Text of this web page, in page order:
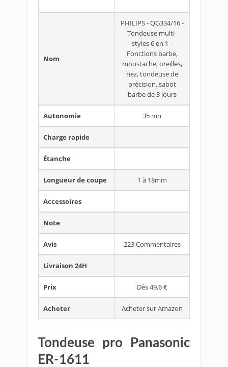
Nom
PHILIPS - QG334/16 -
Tondeuse multi-
styles 6 en 1 -
Fonctions barbe,
moustache, oreilles,
nez, tondeuse de
précision, sabot
barbe de 3 jours
Autonomie 35 mn
Charge rapide
Étanche
Longueur de coupe 1 à 18mm
Accessoires
Note
Avis 223 Commentaires
Livraison 24H
Prix Dès 49,6 €
Acheter Acheter sur Amazon
Tondeuse pro Panasonic
ER-1611